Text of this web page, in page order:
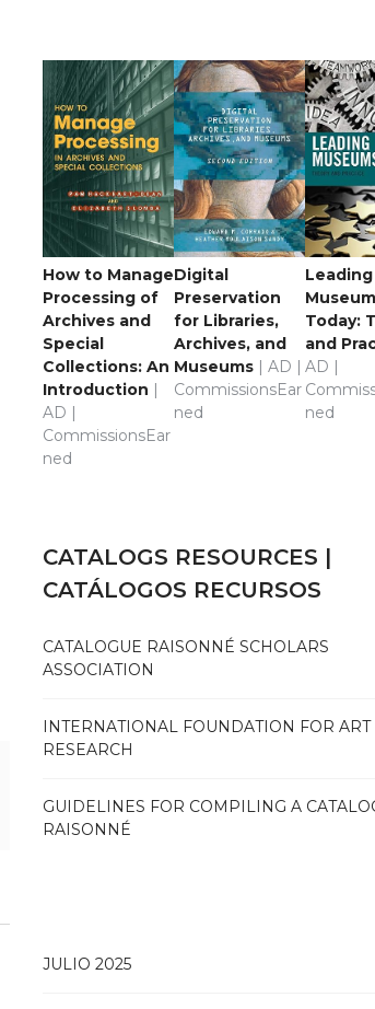
How to Manage
Processing of
Archives and
Special
Collections: An
Introduction |
AD |
CommissionsEar
ned
Digital
Preservation
for Libraries,
Archives, and
Museums | AD |
CommissionsEar
ned
Leading
Today:
and
AD |
ned
CATALOGS RESOURCES |
CATÁLOGOS RECURSOS
CATALOGUE RAISONNÉ SCHOLARS
ASSOCIATION
INTERNATIONAL FOUNDATION FOR ART
RESEARCH
GUIDELINES FOR COMPILING A
RAISONNÉ
JULIO 2025